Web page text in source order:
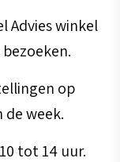
Advies winkel
op
week.
tot 14 uur.